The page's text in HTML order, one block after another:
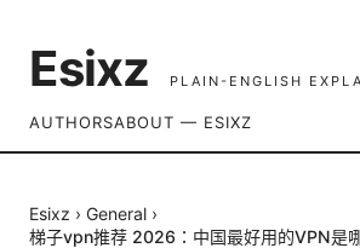
Esixz PLAIN-ENGLISH
AUTHORSABOUT — ESIXZ
Esixz › General ›
梯子vpn推荐 2026：中国最好用的VPN是